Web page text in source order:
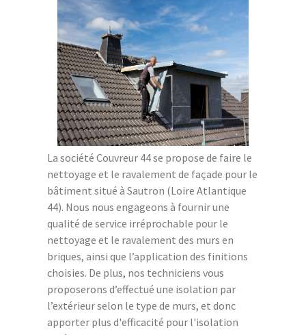
La société Couvreur 44 se propose de faire le
nettoyage et le ravalement de façade pour le
bâtiment situé à Sautron (Loire Atlantique
44). Nous nous engageons à fournir une
qualité de service irréprochable pour le
nettoyage et le ravalement des murs en
briques, ainsi que l’application des finitions
choisies. De plus, nos techniciens vous
proposerons d’effectué une isolation par
l’extérieur selon le type de murs, et donc
apporter plus d'efficacité pour l'isolation